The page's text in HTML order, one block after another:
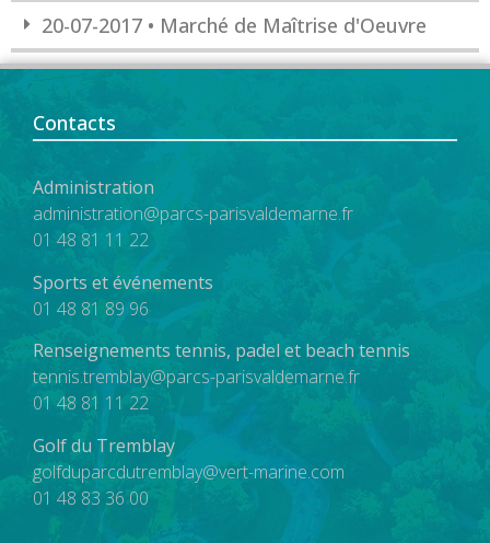
20-07-2017 • Marché de Maîtrise d'Oeuvre
Contacts
Administration
administration@parcs-parisvaldemarne.fr
01 48 81 11 22
Sports et événements
01 48 81 89 96
Renseignements tennis, padel et beach tennis
tennis.tremblay@parcs-parisvaldemarne.fr
01 48 81 11 22
Golf du Tremblay
golfduparcdutremblay@vert-marine.com
01 48 83 36 00